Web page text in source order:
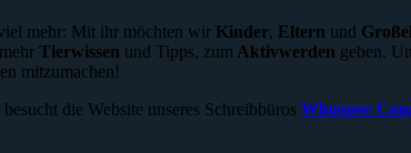
mehr: Mit ihr möchten wir Kinder, Eltern und
Tierwissen und Tipps, zum Aktivwerden geben.
mitzumachen!
besucht die Website unseres Schreibbüros Whoopee